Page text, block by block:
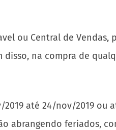
ou Central de Vendas,
na compra de
até 24/nov/2019 ou
abrangendo feriados,